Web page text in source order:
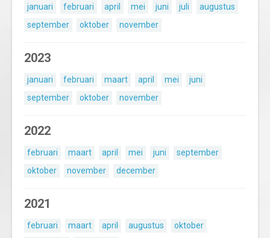
januari februari april mei juni juli
augustus
september
oktober november
2023
januari februari maart april mei
juni
september
oktober november
2022
februari maart april mei juni
september
oktober
november december
2021
februari maart april augustus
oktober